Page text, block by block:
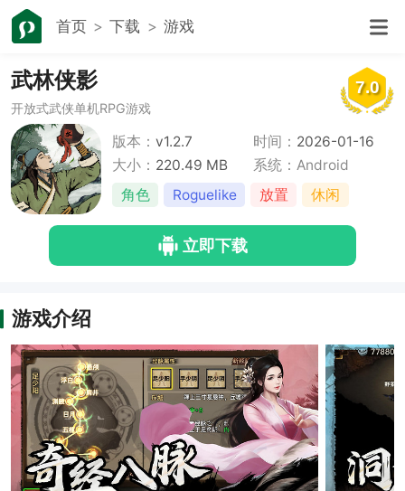
首页 下载 游戏
7.0
武林侠影
开放式武侠单机RPG游戏
版本：v1.2.7 时间： 2026-01-16
大小： 220.49 MB
系统：Android
角色
Roguelike 放置 休闲
立即下载
游戏介绍